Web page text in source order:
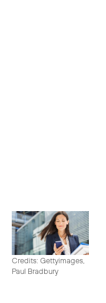
Credits: Gettyimages,
Paul Bradbury